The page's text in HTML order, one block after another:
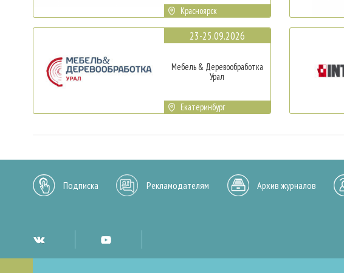
Красноярск
23-25.09.2026
Мебель & Деревообработка
Урал
Екатеринбург
Подписка Рекламодателям Архив журналов